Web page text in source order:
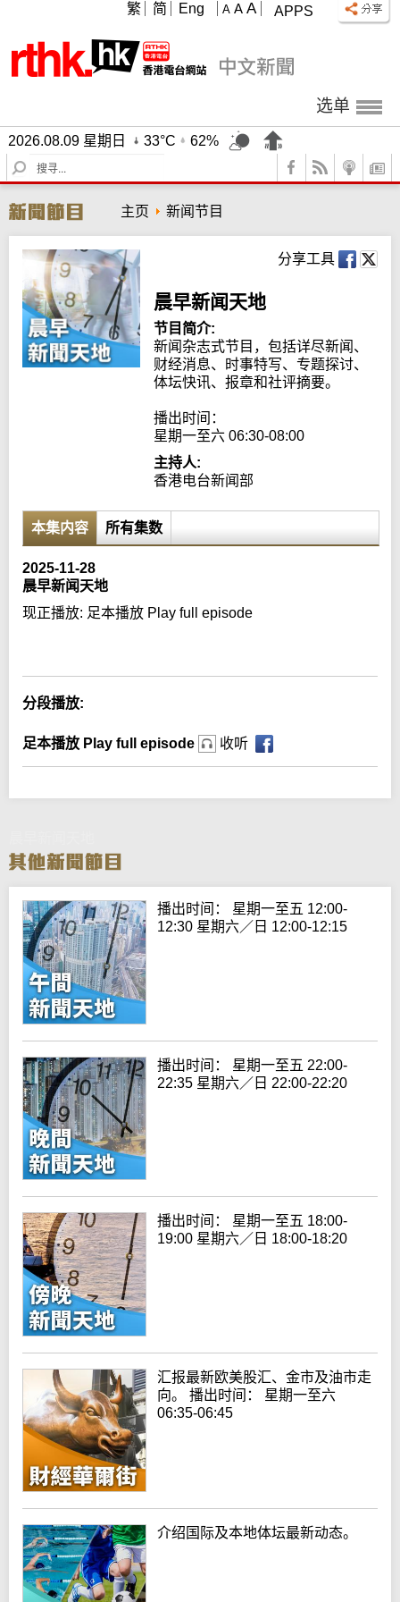
APPS
A A A
繁 简 Eng
选单
2026.08.09 星期日 33°C
62%
S
e
r
c
h
主页 新闻节目
分享工具
晨早新闻天地
节目简介:
新闻杂志式节目，包括详尽新闻、
财经消息、时事特写、专题探讨、
体坛快讯、报章和社评摘要。
播出时间：
星期一至六 06:30-08:00
主持人:
香港电台新闻部
本集内容 所有集数
2025-11-28
晨早新闻天地
现正播放: 足本播放 Play full episode
分段播放:
足本播放 Play full episode 收听
播出时间： 星期一至五 12:00-
12:30 星期六／日 12:00-12:15
播出时间： 星期一至五 22:00-
22:35 星期六／日 22:00-22:20
播出时间： 星期一至五 18:00-
19:00 星期六／日 18:00-18:20
汇报最新欧美股汇、金市及油市走
向。 播出时间： 星期一至六
06:35-06:45
介绍国际及本地体坛最新动态。